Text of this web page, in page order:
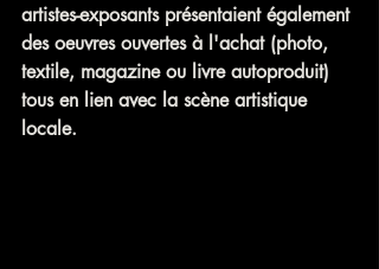
artistes-exposants présentaient également
des oeuvres ouvertes à l'achat (photo,
textile, magazine ou livre autoproduit)
tous en lien avec la scène artistique
locale.